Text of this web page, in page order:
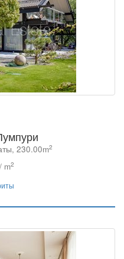
230.00m2
m2